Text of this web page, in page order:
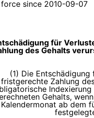
force since 2010-09-07
für
des Gehalts
(1) Die
fristgerechte Zahlung
Gehalts,
Kalendermonat ab dem